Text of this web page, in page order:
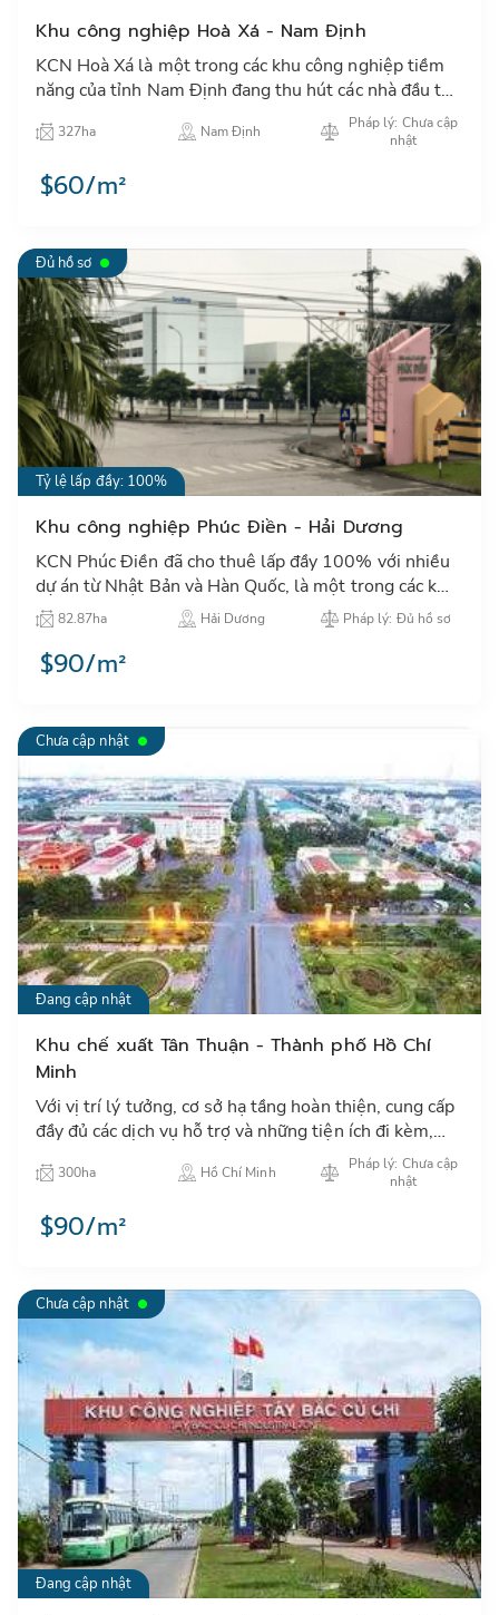
Khu công nghiệp Hoà Xá - Nam Định
KCN Hoà Xá là một trong các khu công nghiệp tiềm
năng của tỉnh Nam Định đang thu hút các nhà đầu tư
trong và ngoài nước đặc biệt các NĐT Nhật Bản, Hàn
Quốc, Đài…
327ha Nam Định
Pháp lý: Chưa cập
nhật
$60/m²
Đủ hồ sơ
Tỷ lệ lấp đầy: 100%
Khu công nghiệp Phúc Điền - Hải Dương
KCN Phúc Điền đã cho thuê lấp đầy 100% với nhiều
dự án từ Nhật Bản và Hàn Quốc, là một trong các khu
công nghệp thu hút đầu tư tiêu biểu của tỉnh Hải
Dương…
82.87ha Hải Dương Pháp lý: Đủ hồ sơ
$90/m²
Chưa cập nhật
Đang cập nhật
Khu chế xuất Tân Thuận - Thành phố Hồ Chí
Minh
Với vị trí lý tưởng, cơ sở hạ tầng hoàn thiện, cung cấp
đầy đủ các dịch vụ hỗ trợ và những tiện ích đi kèm,
KCX Tân Thuận đem tới môi trường hoạt động tốt
nhất …
300ha Hồ Chí Minh
Pháp lý: Chưa cập
nhật
$90/m²
Chưa cập nhật
Đang cập nhật